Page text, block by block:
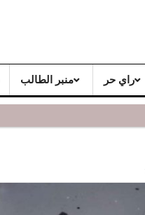
راي حر منبر الطالب